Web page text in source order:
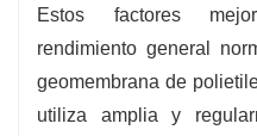
Estos factores
rendimiento general
geomembrana de
utiliza amplia y